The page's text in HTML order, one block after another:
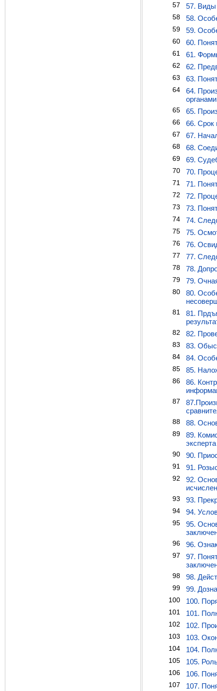
57 57. Виды
58 58.
59 59.
60 60.
61 61.
62 62.
63 63.
64
64.
65 65.
66 66. Срок
67 67.
68 68.
69 69.
70 70.
71 71.
72 72.
73 73.
74 74.
75 75.
76 76.
77 77.
78 78.
79 79.
80
80.
81
81.
82 82.
83 83.
84 84.
85 85.
86
86.
87
88 88.
89
89.
эксперта
90 90.
91 91.
92
92.
93 93.
94 94.
95
95.
96 96.
97
97.
98 98.
99 99.
100 100.
101 101.
102 102.
103 103.
104 104.
105 105.
106 106.
107 107.